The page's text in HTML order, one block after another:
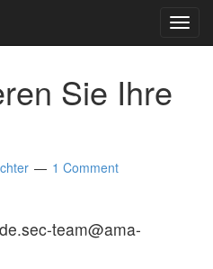
Sie Ihre
1 Comment
team@ama-